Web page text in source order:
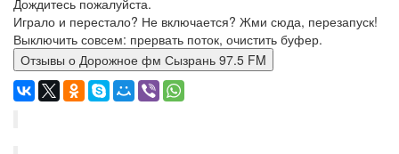
Дождитесь пожалуйста.
Играло и перестало? Не включается? Жми сюда, перезапуск!
Выключить совсем: прервать поток, очистить буфер.
Отзывы о Дорожное фм Сызрань 97.5 FM